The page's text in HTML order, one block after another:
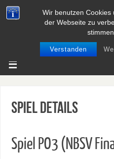
Wir benutzen Cookies
der Webseite zu
Verstanden
Spiel Details
Spiel PO3 (NBSV